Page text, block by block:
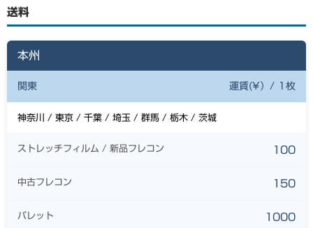
送料
本州
関東 運賃(¥）/ 1枚
神奈川 / 東京 / 千葉 / 埼玉 / 群馬 / 栃木 / 茨城
ストレッチフィルム / 新品フレコン 100
中古フレコン 150
パレット 1000